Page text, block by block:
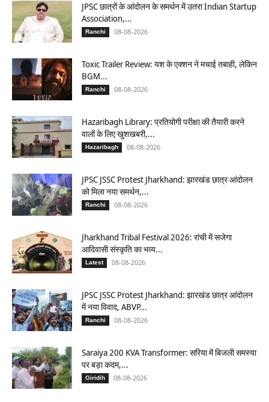
JPSC छात्रों के आंदोलन के समर्थन में उतरा Indian Startup
Association,...
Ranchi 08-08-2026
Toxic Trailer Review: यश के एक्शन ने मचाई तबाही, लेकिन
BGM...
Ranchi 08-08-2026
Hazaribagh Library: प्रतियोगी परीक्षा की तैयारी करने
वालों के लिए खुशखबरी,...
Hazaribagh 08-08-2026
JPSC JSSC Protest Jharkhand: झारखंड छात्र आंदोलन
को मिला नया समर्थन,...
Ranchi 08-08-2026
Jharkhand Tribal Festival 2026: रांची में सजेगा
आदिवासी संस्कृति का भव्य...
Latest 08-08-2026
JPSC JSSC Protest Jharkhand: झारखंड छात्र आंदोलन
में नया विवाद, ABVP...
Ranchi 08-08-2026
Saraiya 200 KVA Transformer: सरिया में बिजली समस्या
पर बड़ा कदम,...
Giridih 08-08-2026